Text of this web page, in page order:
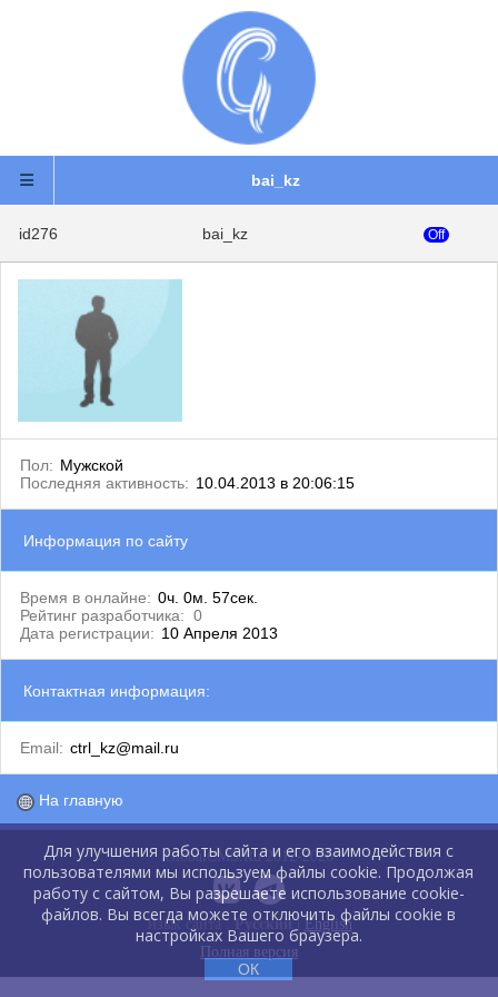
bai_kz
id276 bai_kz Off
Пол: Мужской
Последняя активность: 10.04.2013 в 20:06:15
Информация по сайту
Время в онлайне: 0ч. 0м. 57сек.
Рейтинг разработчика: 0
Дата регистрации: 10 Апреля 2013
Контактная информация:
Email: ctrl_kz@mail.ru
На главную
GlobalCMS.Ru 2012-2026
Язык сайта :Русский| English
Полная версия
Для улучшения работы сайта и его взаимодействия с
пользователями мы используем файлы cookie. Продолжая
работу с сайтом, Вы разрешаете использование cookie-
файлов. Вы всегда можете отключить файлы cookie в
настройках Вашего браузера.
ОК